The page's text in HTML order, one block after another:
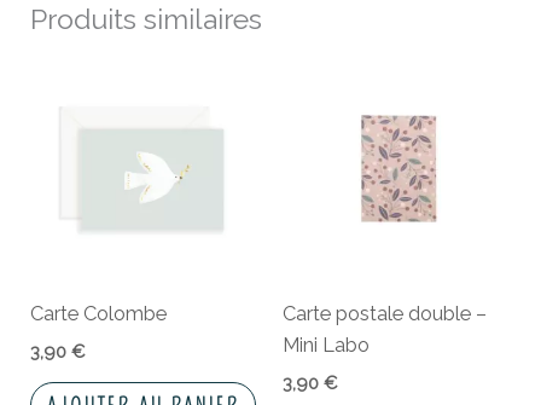
Produits similaires
Carte Colombe
3,90€
Carte postale double –
Mini Labo
3,90 €